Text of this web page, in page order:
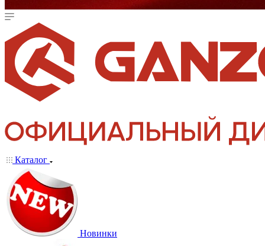
Каталог
Новинки